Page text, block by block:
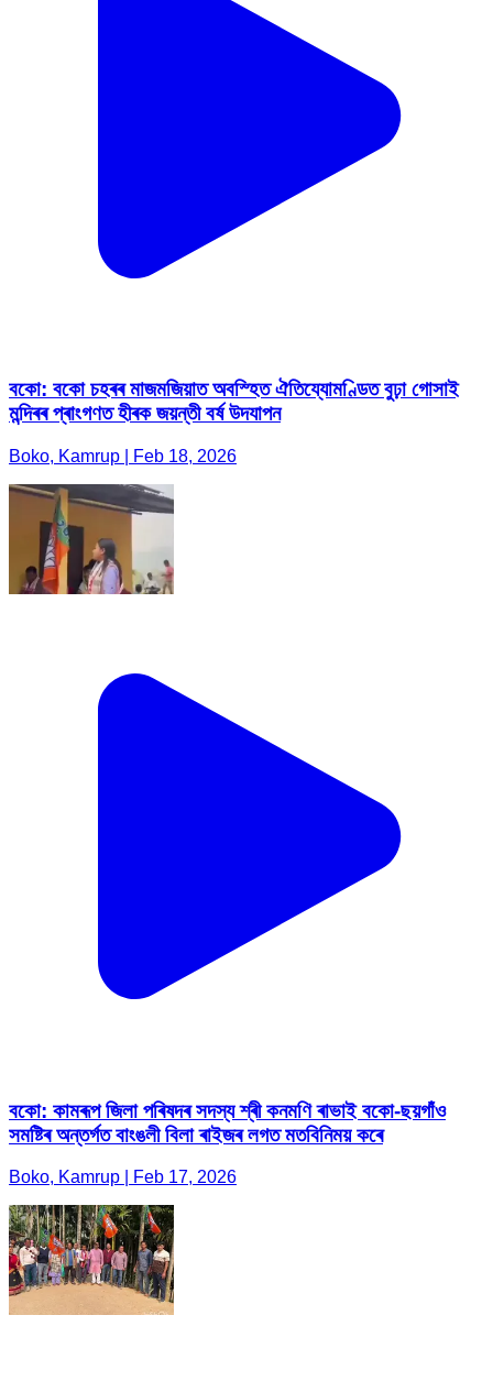
বকো: বকো চহৰৰ মাজমজিয়াত অবস্হিত ঐতিয্যোমণ্ডিত বুঢ়া গোসাই
মন্দিৰৰ প্ৰাংগণত হীৰক জয়ন্তী বৰ্ষ উদযাপন
Boko, Kamrup | Feb 18, 2026
বকো: কামৰূপ জিলা পৰিষদৰ সদস্য শ্ৰী কনমণি ৰাভাই বকো-ছয়গাঁও
সমষ্টিৰ অন্তর্গত বাংঙলী বিলা ৰাইজৰ লগত মতবিনিময় কৰে
Boko, Kamrup | Feb 17, 2026